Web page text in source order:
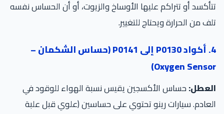
تتأكسد أو تتراكم عليها الأوساخ والزيوت، أو أن الحساس نفسه
تلف من الحرارة ويحتاج للتغيير.
4. أكواد P0130 إلى P0141 (حساس الشكمان –
Oxygen Sensor)
العطل:حساس الأكسجين يقيس نسبة الهواء للوقود في
العادم. سيارات رينو تحتوي على حساسين (علوي قبل علبة